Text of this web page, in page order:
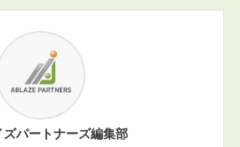
ズパートナーズ編集部